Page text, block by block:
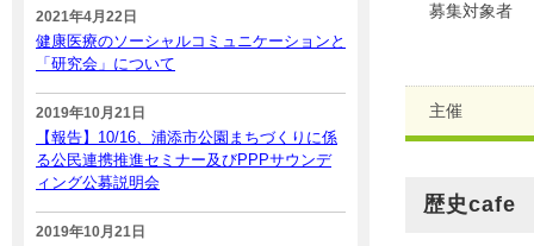
募集対象者
主催
歴史cafe
2021年4月22日
健康医療のソーシャルコミュニケーションと
「研究会」について
2019年10月21日
【報告】10/16、浦添市公園まちづくりに係
る公民連携推進セミナー及びPPPサウンデ
ィング公募説明会
2019年10月21日